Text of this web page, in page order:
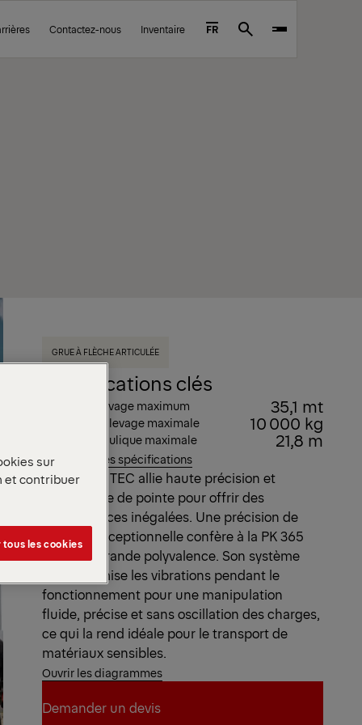
Contactez-nous Inventaire FR Search
GRUE À FLÈCHE ARTICULÉE
Spécifications clés
Couple de levage maximum 35,1 mt
Capacité de levage maximale 10 000 kg
Portée hydraulique maximale 21,8 m
Voir toutes les spécifications
La gamme TEC allie haute précision et
technologie de pointe pour offrir des
performances inégalées. Une précision de
pilotage exceptionnelle confère à la PK 365
TEC une grande polyvalence. Son système
AOS minimise les vibrations pendant le
fonctionnement pour une manipulation
fluide, précise et sans oscillation des charges,
ce qui la rend idéale pour le transport de
matériaux sensibles.
Ouvrir les diagrammes
Demander un devis
sur
et contribuer
les cookies